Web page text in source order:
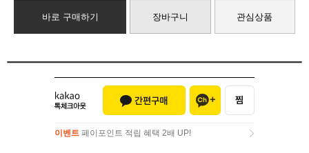
바로 구매하기 장바구니 관심상품
이벤트 페이포인트 적립 혜택 2배 UP!